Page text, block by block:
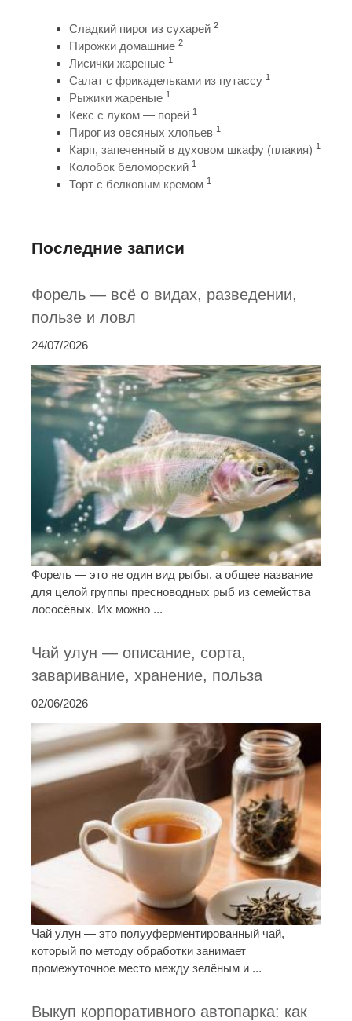
Сладкий пирог из сухарей 2
Пирожки домашние 2
Лисички жареные 1
Салат с фрикадельками из путассу 1
Рыжики жареные 1
Кекс с луком — порей 1
Пирог из овсяных хлопьев 1
Карп, запеченный в духовом шкафу (плакия) 1
Колобок беломорский 1
Торт с белковым кремом 1
Последние записи
Форель — всё о видах, разведении,
пользе и ловл
24/07/2026
Форель — это не один вид рыбы, а общее название
для целой группы пресноводных рыб из семейства
лососёвых. Их можно ...
Чай улун — описание, сорта,
заваривание, хранение, польза
02/06/2026
Чай улун — это полууферментированный чай,
который по методу обработки занимает
промежуточное место между зелёным и ...
Выкуп корпоративного автопарка: как